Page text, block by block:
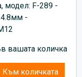
модел: F-289 -
4.8мм -
вашата количка
Към количката